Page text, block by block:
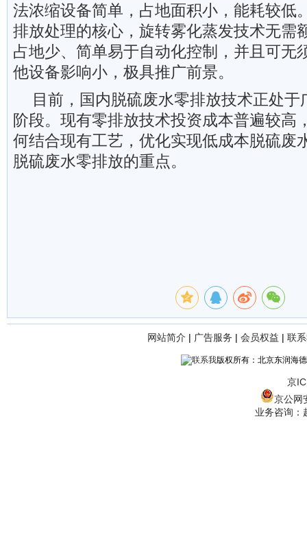
法浓缩设备简单，占地面积小，能耗较低
排放处理的核心，旋转雾化蒸发技术无需
占地少、简单易于自动化控制，并且可无
他设备影响小，极具推广前景。
目前，国内脱硫废水零排放技术正处
阶段。现有零排放技术投资成本普遍较高
何结合现有工艺，优化实现低成本脱硫废
脱硫废水零排放的重点。
网站简介 | 广告服务 | 会员权益 | 联
版权所有：北京东润海
京
京公网
业务咨询：